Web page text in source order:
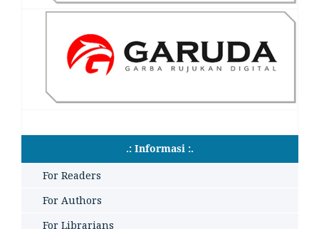
.: Informasi :.
For Readers
For Authors
For Librarians